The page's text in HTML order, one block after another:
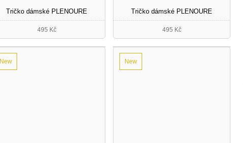
Tričko dámské PLENOURE
495 Kč
Tričko dámské PLENOURE
495 Kč
New New